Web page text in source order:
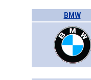
BMW